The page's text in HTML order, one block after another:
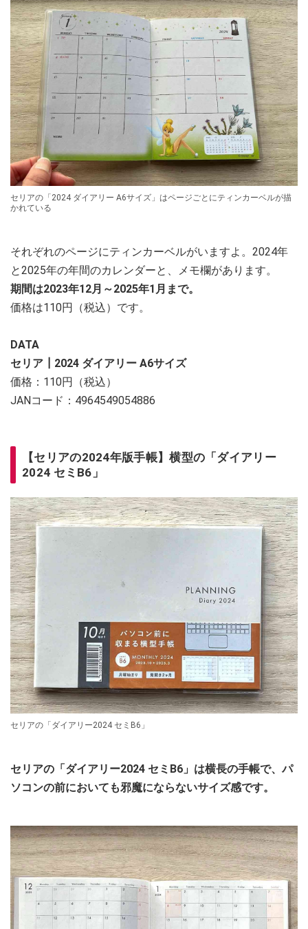
セリアの「2024 ダイアリー A6サイズ」はページごとにティンカーベルが描
かれている
それぞれのページにティンカーベルがいますよ。2024年
と2025年の年間のカレンダーと、メモ欄があります。
期間は2023年12月～2025年1月まで。
価格は110円（税込）です。
DATA
セリア┃2024 ダイアリー A6サイズ
価格：110円（税込）
JANコード：4964549054886
【セリアの2024年版手帳】横型の「ダイアリー
2024 セミB6」
セリアの「ダイアリー2024 セミB6」
セリアの「ダイアリー2024 セミB6」は横長の手帳で、パ
ソコンの前においても邪魔にならないサイズ感です。